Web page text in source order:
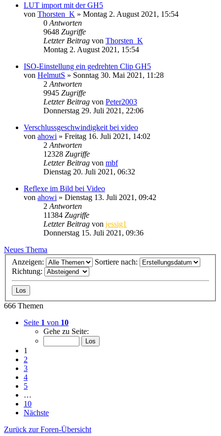
LUT import mit der GH5
von Thorsten_K » Montag 2. August 2021, 15:54
0 Antworten
9648 Zugriffe
Letzter Beitrag von Thorsten_K
Montag 2. August 2021, 15:54
ISO-Einstellung ein gedrehten Clip GH5
von HelmutS » Sonntag 30. Mai 2021, 11:28
2 Antworten
9945 Zugriffe
Letzter Beitrag von Peter2003
Donnerstag 29. Juli 2021, 22:06
Verschlussgeschwindigkeit bei video
von ahowi » Freitag 16. Juli 2021, 14:02
2 Antworten
12328 Zugriffe
Letzter Beitrag von mbf
Dienstag 20. Juli 2021, 06:32
Reflexe im Bild bei Video
von ahowi » Dienstag 13. Juli 2021, 09:42
2 Antworten
11384 Zugriffe
Letzter Beitrag von jessig1
Donnerstag 15. Juli 2021, 09:36
Neues Thema
Anzeigen:
Sortiere nach:
Richtung:
666 Themen
Seite 1 von 10
Gehe zu Seite:
1
2
3
4
5
…
10
Nächste
Zurück zur Foren-Übersicht